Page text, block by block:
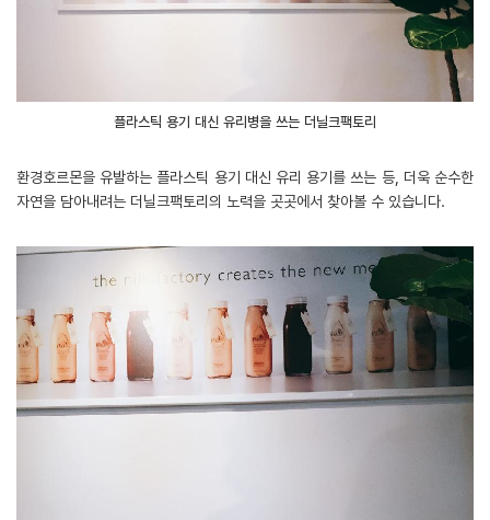
플라스틱 용기 대신 유리병을 쓰는 더닐크팩토리
환경호르몬을 유발하는 플라스틱 용기 대신 유리 용기를 쓰는 등, 더욱 순수한
자연을 담아내려는 더닐크팩토리의 노력을 곳곳에서 찾아볼 수 있습니다.